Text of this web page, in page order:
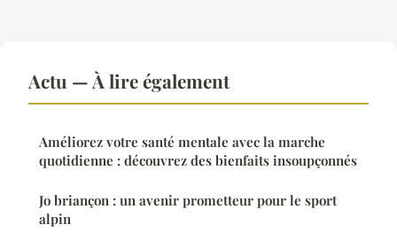
Actu — À lire également
Améliorez votre santé mentale avec la marche
quotidienne : découvrez des bienfaits insoupçonnés
Jo briançon : un avenir prometteur pour le sport
alpin